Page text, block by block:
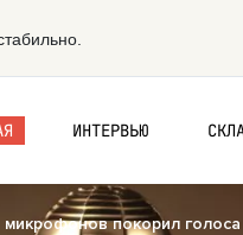
ИНТЕРВЬЮ
микрофонов покорил